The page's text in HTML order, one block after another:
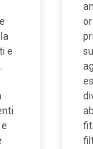
e